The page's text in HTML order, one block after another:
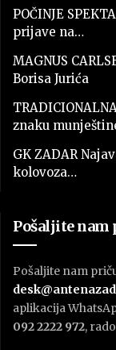
POČINJE
prijave na…
MAGNUS
Borisa Jurića
znaku
GK ZADAR
kolovoza…
Pošaljite
Pošaljite nam
aplikacija
092 2222 972,